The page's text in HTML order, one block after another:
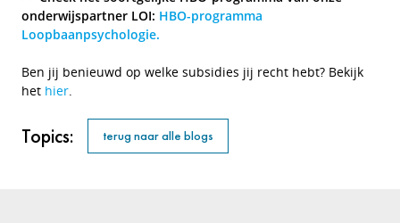
onderwijspartner LOI: HBO-programma
Loopbaanpsychologie.
Ben jij benieuwd op welke subsidies jij recht hebt? Bekijk
het hier.
Topics: terug naar alle blogs